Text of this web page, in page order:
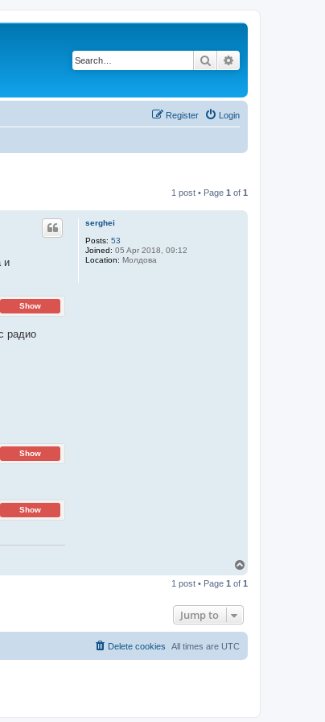
Search
Login
Register
1 post • Page 1 of 1
serghei
Posts: 53
Joined: 05 Apr 2018, 09:12
Location: Молдова
и
Show
радио
Show
Show
p
1 post • Page 1 of 1
Jump to
All times are UTC
Delete cookies